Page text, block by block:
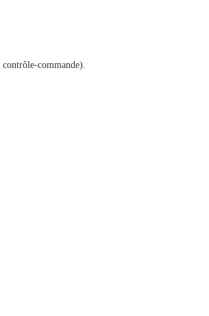
commande).